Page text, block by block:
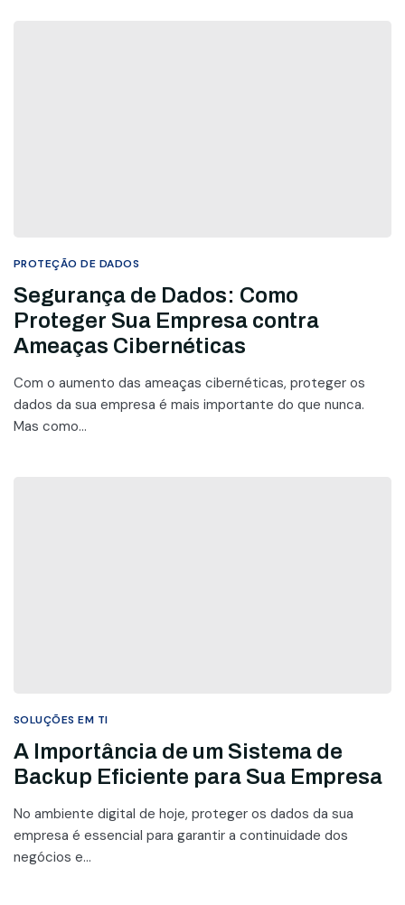
PROTEÇÃO DE DADOS
Segurança de Dados: Como
Proteger Sua Empresa contra
Ameaças Cibernéticas
Com o aumento das ameaças cibernéticas, proteger os
dados da sua empresa é mais importante do que nunca.
Mas como...
SOLUÇÕES EM TI
A Importância de um Sistema de
Backup Eficiente para Sua Empresa
No ambiente digital de hoje, proteger os dados da sua
empresa é essencial para garantir a continuidade dos
negócios e...